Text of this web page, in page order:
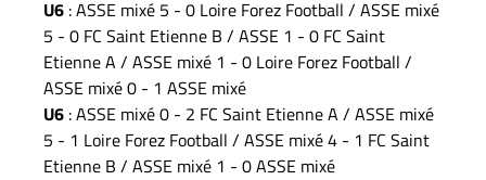
U6 : ASSE mixé 5 - 0 Loire Forez Football / ASSE mixé
5 - 0 FC Saint Etienne B / ASSE 1 - 0 FC Saint
Etienne A / ASSE mixé 1 - 0 Loire Forez Football /
ASSE mixé 0 - 1 ASSE mixé
U6 : ASSE mixé 0 - 2 FC Saint Etienne A / ASSE mixé
5 - 1 Loire Forez Football / ASSE mixé 4 - 1 FC Saint
Etienne B / ASSE mixé 1 - 0 ASSE mixé